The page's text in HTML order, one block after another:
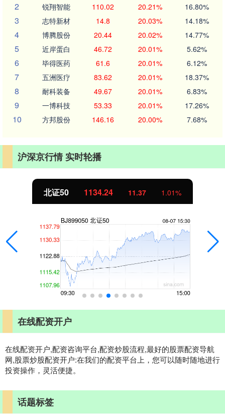
2 锐翔智能 110.02 20.21% 16.80%
3 志特新材 14.8 20.03% 14.18%
4 博腾股份 20.44 20.02% 14.77%
5 近岸蛋白 46.72 20.01% 5.62%
6 毕得医药 61.6 20.01% 6.12%
7 五洲医疗 83.62 20.01% 18.37%
8 耐科装备 49.67 20.01% 6.83%
9 一博科技 53.33 20.01% 17.26%
10 方邦股份 146.16 20.00% 7.68%
沪深京行情 实时轮播
北证50 1134.24 11.37 1.01%
在线配资开户
在线配资开户,配资咨询平台,配资炒股流程,最好的股票配资导航
网,股票炒股配资开户:在我们的配资平台上，您可以随时随地进行
投资操作，灵活便捷。
话题标签